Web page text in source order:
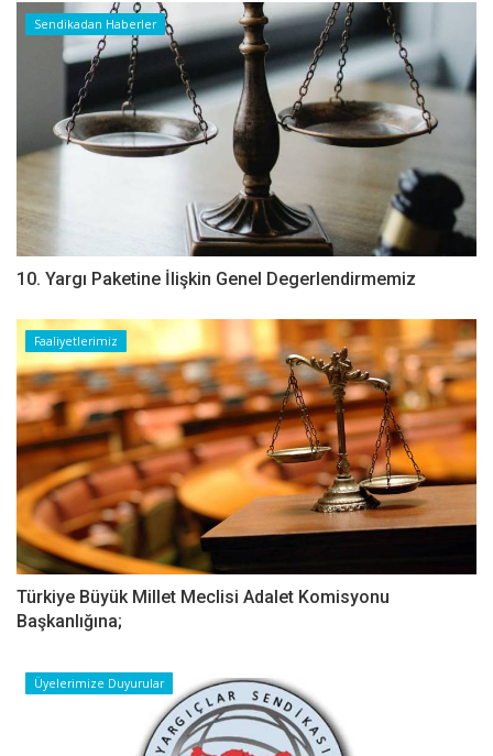
Sendikadan Haberler
10. Yargı Paketine İlişkin Genel Degerlendirmemiz
Faaliyetlerimiz
Türkiye Büyük Millet Meclisi Adalet Komisyonu
Başkanlığına;
Üyelerimize Duyurular